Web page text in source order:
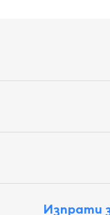
Изпрати